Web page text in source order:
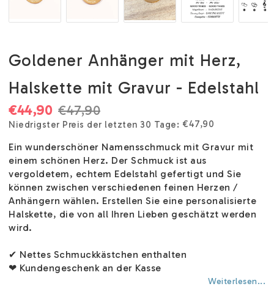
Goldener Anhänger mit Herz,
Halskette mit Gravur - Edelstahl
€47,90
€44,90
Niedrigster Preis der letzten 30 Tage €47,90
Ein wunderschöner Namensschmuck mit Gravur mit
einem schönen Herz. Der Schmuck ist aus
vergoldetem, echtem Edelstahl gefertigt und Sie
können zwischen verschiedenen feinen Herzen /
Anhängern wählen. Erstellen Sie eine personalisierte
Halskette, die von all Ihren Lieben geschätzt werden
wird.
✔ Nettes Schmuckkästchen enthalten
❤ Kundengeschenk an der Kasse
Weiterlesen...